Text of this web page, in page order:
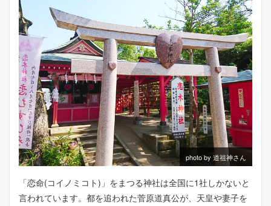
photo by 道祖神さん
「恋命(コイノミコト)」をまつる神社は全国に1社しかないと
言われています。都を追われた菅原道真公が、天皇や妻子を